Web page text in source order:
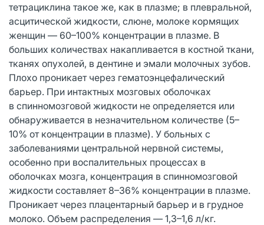
тетрациклина такое же, как в плазме; в плевральной,
асцитической жидкости, слюне, молоке кормящих
женщин — 60–100% концентрации в плазме. В
больших количествах накапливается в костной ткани,
тканях опухолей, в дентине и эмали молочных зубов.
Плохо проникает через гематоэнцефалический
барьер. При интактных мозговых оболочках
в спинномозговой жидкости не определяется или
обнаруживается в незначительном количестве (5–
10% от концентрации в плазме). У больных с
заболеваниями центральной нервной системы,
особенно при воспалительных процессах в
оболочках мозга, концентрация в спинномозговой
жидкости составляет 8–36% концентрации в плазме.
Проникает через плацентарный барьер и в грудное
молоко. Объем распределения — 1,3–1,6 л/кг.